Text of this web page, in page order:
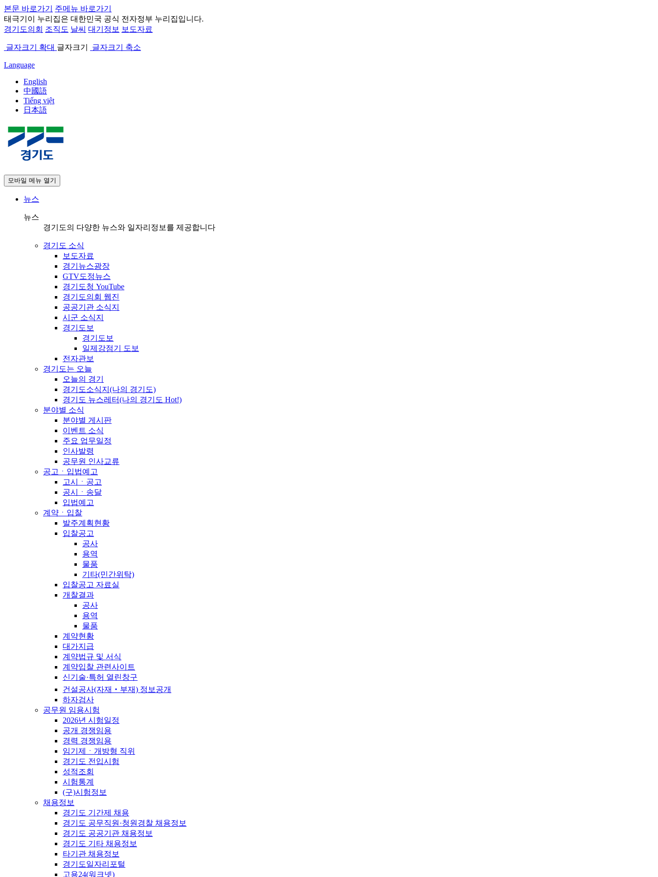
본문 바로가기
주메뉴 바로가기
태극기 이 누리집은 대한민국 공식 전자정부 누리집입니다.
경기도의회 조직도 날씨 대기정보 보도자료
글자크기 확대 글자크기 글자크기 축소
Language
English
中國語
Tiếng việt
日本語
모바일 메뉴 열기
뉴스
뉴스
경기도의 다양한 뉴스와 일자리정보를 제공합니다
경기도 소식
보도자료
경기뉴스광장
GTV도정뉴스
경기도청 YouTube
경기도의회 웹진
공공기관 소식지
시군 소식지
경기도보
경기도보
일제강점기 도보
전자관보
경기도는 오늘
오늘의 경기
경기도소식지(나의 경기도)
경기도 뉴스레터(나의 경기도 Hot!)
분야별 소식
분야별 게시판
이벤트 소식
주요 업무일정
인사발령
공무원 인사교류
공고ㆍ입법예고
고시ㆍ공고
공시ㆍ송달
입법예고
계약ㆍ입찰
발주계획현황
입찰공고
공사
용역
물품
기타(민간위탁)
입찰공고 자료실
개찰결과
공사
용역
물품
계약현황
대가지급
계약법규 및 서식
계약입찰 관련사이트
신기술·특허 열린창구
건설공사(자재‧부재) 정보공개
하자검사
공무원 임용시험
2026년 시험일정
공개 경쟁임용
경력 경쟁임용
임기제ㆍ개방형 직위
경기도 전입시험
성적조회
시험통계
(구)시험정보
채용정보
경기도 기간제 채용
경기도 공무직원·청원경찰 채용정보
경기도 공공기관 채용정보
경기도 기타 채용정보
타기관 채용정보
경기도일자리포털
고용24(워크넷)